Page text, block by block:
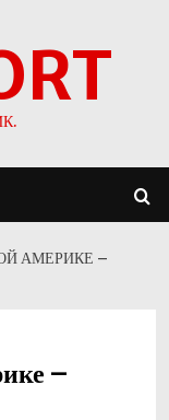
АМЕРИКЕ –
–